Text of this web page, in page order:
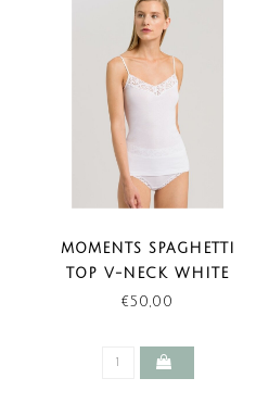
MOMENTS SPAGHETTI
TOP V-NECK WHITE
€50,00